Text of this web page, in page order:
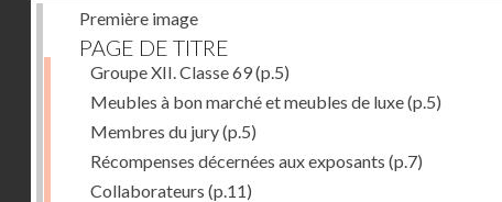
Première image
PAGE DE TITRE
Groupe XII. Classe 69(p.5)
Meubles à bon marché et meubles de luxe(p.5)
Membres du jury(p.5)
Récompenses décernées aux exposants (p.7)
Collaborateurs (p.11)